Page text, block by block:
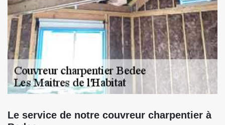
Le service de notre couvreur charpentier à